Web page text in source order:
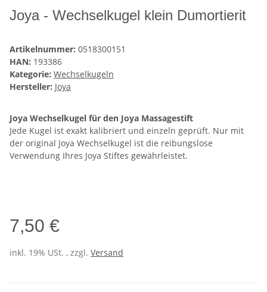
Joya - Wechselkugel klein Dumortierit
Artikelnummer: 0518300151
HAN: 193386
Kategorie: Wechselkugeln
Hersteller: Joya
Joya Wechselkugel für den Joya Massagestift
Jede Kugel ist exakt kalibriert und einzeln geprüft. Nur mit
der original Joya Wechselkugel ist die reibungslose
Verwendung Ihres Joya Stiftes gewährleistet.
7,50 €
inkl. 19% USt. , zzgl. Versand